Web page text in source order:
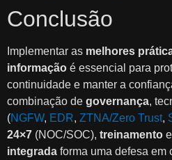
Conclusão
Implementar as melhores
informação é essencial para
continuidade e manter a
combinação de governança,
(NGFW, EDR, ZTNA/Zero Trust,
24×7 (NOC/SOC), treinamento e
integrada forma uma defesa em